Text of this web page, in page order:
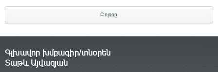
Բոլորը
Գլխավոր խմբագիր/տնօրեն
Տաթև Այվազյան